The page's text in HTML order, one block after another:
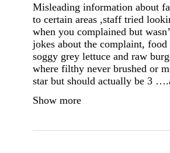
Misleading information about
to certain areas ,staff tried
when you complained but
jokes about the complaint,
soggy grey lettuce and raw
where filthy never brushed or
star but should actually be 3
Show more